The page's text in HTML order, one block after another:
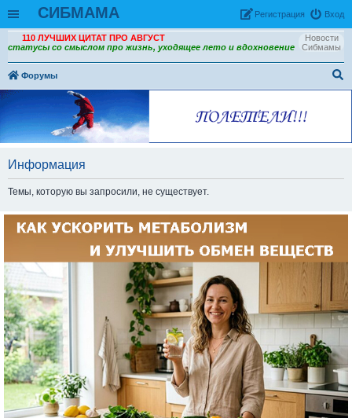
СИБМАМА Вход
Рeгиcтpaция
Новости
Сибмамы
110 ЛУЧШИХ ЦИТАТ ПРО АВГУСТ
статусы со смыслом про жизнь, уходящее лето и вдохновение
Форумы
Информация
Темы, которую вы запросили, не существует.